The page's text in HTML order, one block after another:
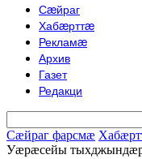
Сæйраг
Хабæрттæ
Рекламæ
Архив
Газет
Редакци
Сæйраг фарсмæ
Уæрæсейы